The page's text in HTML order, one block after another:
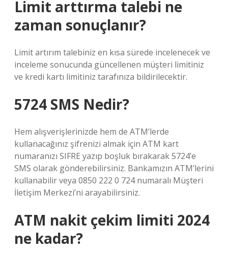
Limit arttırma talebi ne
zaman sonuçlanır?
Limit artırım talebiniz en kısa sürede incelenecek ve
inceleme sonucunda güncellenen müşteri limitiniz
ve kredi kartı limitiniz tarafınıza bildirilecektir.
5724 SMS Nedir?
Hem alışverişlerinizde hem de ATM’lerde
kullanacağınız şifrenizi almak için ATM kart
numaranızı SIFRE yazıp boşluk bırakarak 5724’e
SMS olarak gönderebilirsiniz. Bankamızın ATM’lerini
kullanabilir veya 0850 222 0 724 numaralı Müşteri
İletişim Merkezi’ni arayabilirsiniz.
ATM nakit çekim limiti 2024
ne kadar?